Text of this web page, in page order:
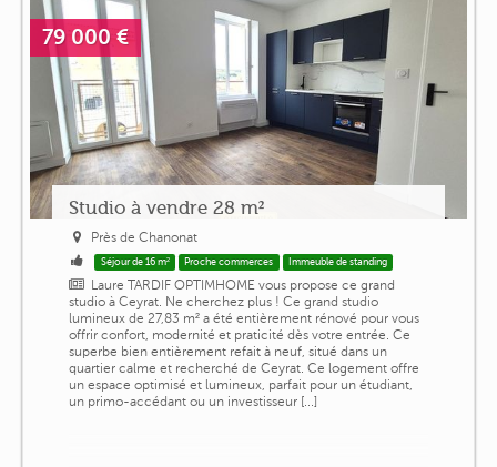
79 000 €
Studio à vendre 28 m²
Près de Chanonat
Séjour de 16 m² Proche commerces Immeuble de standing
Laure TARDIF OPTIMHOME vous propose ce grand
studio à Ceyrat. Ne cherchez plus ! Ce grand studio
lumineux de 27,83 m² a été entièrement rénové pour vous
offrir confort, modernité et praticité dès votre entrée. Ce
superbe bien entièrement refait à neuf, situé dans un
quartier calme et recherché de Ceyrat. Ce logement offre
un espace optimisé et lumineux, parfait pour un étudiant,
un primo-accédant ou un investisseur [...]